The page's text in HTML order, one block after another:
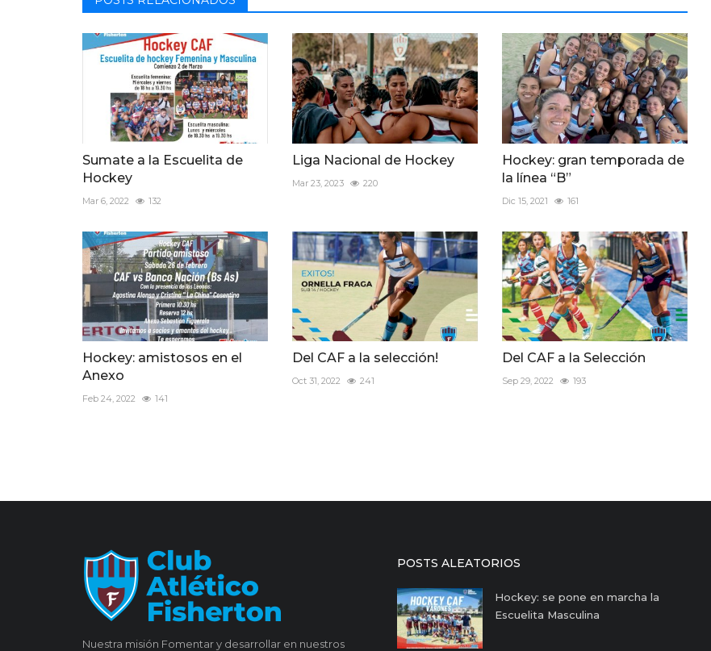
Sumate a la Escuelita de
Hockey
Mar 6, 2022 132
Liga Nacional de Hockey
Mar 23, 2023 220
Hockey: gran temporada de
la línea “B”
Dic 15, 2021 161
Hockey: amistosos en el
Anexo
Feb 24, 2022 141
Del CAF a la selección!
Oct 31, 2022 241
Del CAF a la Selección
Sep 29, 2022 193
Nuestra misión Fomentar y desarrollar en nuestros
POSTS ALEATORIOS
Hockey: se pone en marcha la
Escuelita Masculina